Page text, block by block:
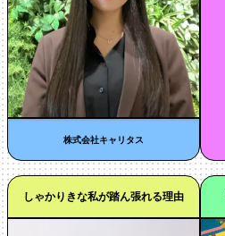
株式会社キャリタス
しゃかりきな私が踏ん張れる理由